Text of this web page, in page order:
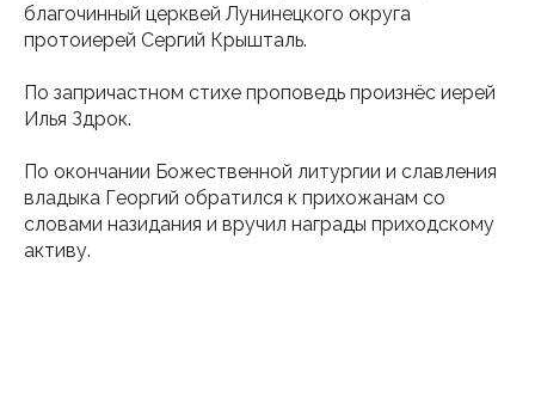
благочинный церквей Лунинецкого округа
протоиерей Сергий Крышталь.
По запричастном стихе проповедь произнёс иерей
Илья Здрок.
По окончании Божественной литургии и славления
владыка Георгий обратился к прихожанам co
словами назидания и вручил награды приходскому
активу.